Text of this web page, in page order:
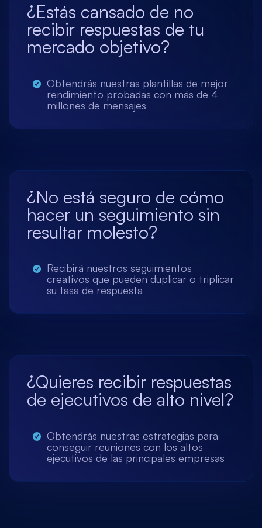
¿Estás cansado de no
recibir respuestas de tu
mercado objetivo?
Obtendrás nuestras plantillas de mejor
rendimiento probadas con más de 4
millones de mensajes
¿No está seguro de cómo
hacer un seguimiento sin
resultar molesto?
Recibirá nuestros seguimientos
creativos que pueden duplicar o triplicar
su tasa de respuesta
¿Quieres recibir respuestas
de ejecutivos de alto nivel?
Obtendrás nuestras estrategias para
conseguir reuniones con los altos
ejecutivos de las principales empresas